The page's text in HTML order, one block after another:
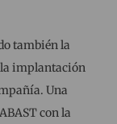
también la
la implantación
Una
con la